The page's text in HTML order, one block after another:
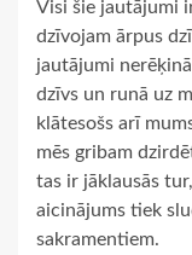
Visi šie jautājumi
dzīvojam ārpus
jautājumi
dzīvs un runā uz
klātesošs arī
mēs gribam
tas ir jāklausās
aicinājums tiek
sakramentiem.